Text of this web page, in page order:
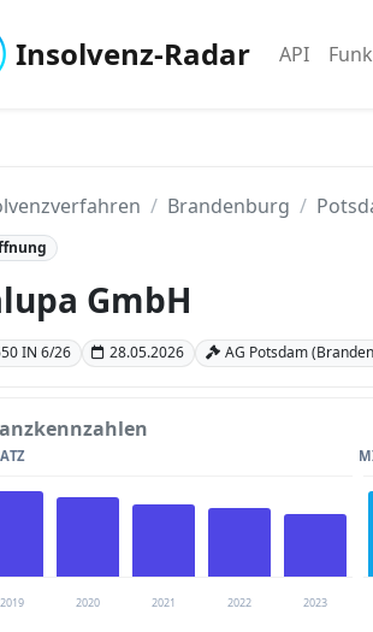
Insolvenz-Radar API
Brandenburg
GmbH
IN 6/26 28.05.2026 AG Potsdam
2019 2020 2021 2022 2023